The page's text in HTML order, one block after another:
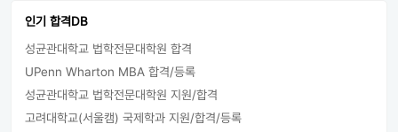
인기 합격DB
성균관대학교 법학전문대학원 합격
UPenn Wharton MBA 합격/등록
성균관대학교 법학전문대학원 지원/합격
고려대학교(서울캠) 국제학과 지원/합격/등록